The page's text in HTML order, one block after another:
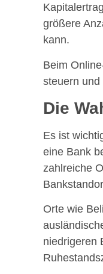
größere
kann.
Beim
steuern und
Die
Es ist
eine Bank
zahlreiche
Orte wie
niedrigeren